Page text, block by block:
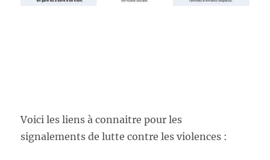
Voici les liens à connaitre pour les
signalements de lutte contre les violences :